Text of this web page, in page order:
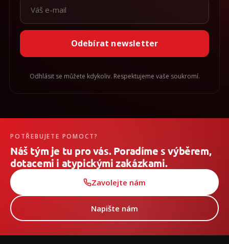
Odebírat newsletter
Odhlásit se můžete kdykoliv. Respektujeme vaše soukromí.
POTŘEBUJETE POMOCT?
Náš tým je tu pro vás. Poradíme s výběrem,
dotacemi i atypickými zakázkami.
Zavolejte nám
Napište nám